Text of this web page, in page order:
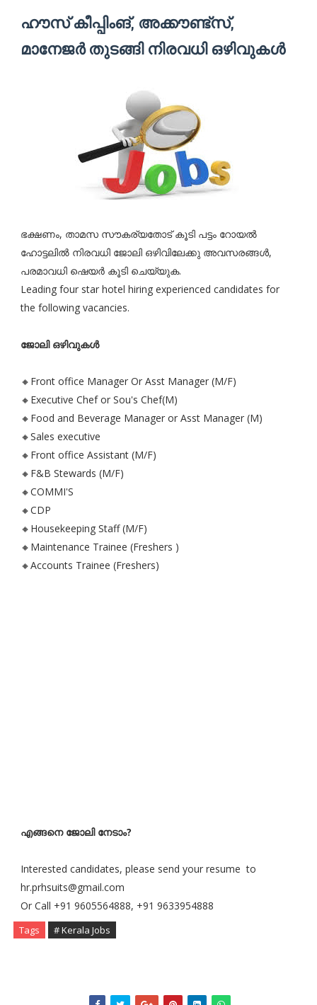
ഹൗസ് കീപ്പിംങ്‌, അക്കൗണ്ട്സ്,
മാനേജർ തുടങ്ങി നിരവധി ഒഴിവുകൾ
ഭക്ഷണം, താമസ സൗകര്യതോട് കൂടി പട്ടം റോയൽ
ഹോട്ടലിൽ നിരവധി ജോലി ഒഴിവിലേക്കു അവസരങ്ങൾ,
പരമാവധി ഷെയർ കൂടി ചെയ്യുക.
Leading four star hotel hiring experienced candidates for
the following vacancies.
ജോലി ഒഴിവുകൾ
🔸Front office Manager Or Asst Manager (M/F)
🔸Executive Chef or Sou's Chef(M)
🔸Food and Beverage Manager or Asst Manager (M)
🔸Sales executive
🔸Front office Assistant (M/F)
🔸F&B Stewards (M/F)
🔸COMMI'S
🔸CDP
🔸Housekeeping Staff (M/F)
🔸Maintenance Trainee (Freshers )
🔸Accounts Trainee (Freshers)
എങ്ങനെ ജോലി നേടാം?
Interested candidates, please send your resume to
hr.prhsuits@gmail.com
Or Call +91 9605564888, +91 9633954888
Tags # Kerala Jobs